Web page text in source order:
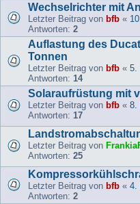
Wechselrichter mit
Letzter Beitrag von bfb «
Antworten: 2
Auflastung des
Tonnen
Letzter Beitrag von bfb « 5.
Antworten: 14
Solaraufrüstung mit
Letzter Beitrag von bfb « 8.
Antworten: 17
Letzter Beitrag von
Antworten: 25
Letzter Beitrag von bfb « 4.
Antworten: 2